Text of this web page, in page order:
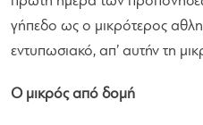
γήπεδο ως ο μικρότερος
εντυπωσιακό, απ’ αυτήν τη
Ο μικρός από δομή